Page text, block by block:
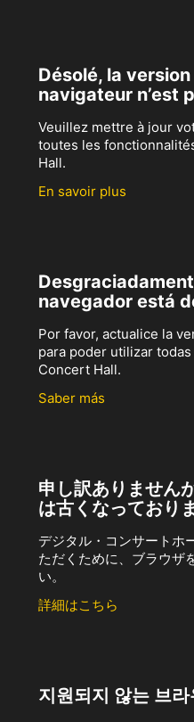
Désolé, la
navigateur n’est
Veuillez mettre à jour
toutes les
Hall.
En savoir plus
navegador está
Por favor, actualice la
para poder utilizar
Concert Hall.
Saber más
申し訳ありません
は古くなっており
デジタル・コンサートホ
ただくために、ブラウザ
い。
詳細はこちら
지원되지 않는 브